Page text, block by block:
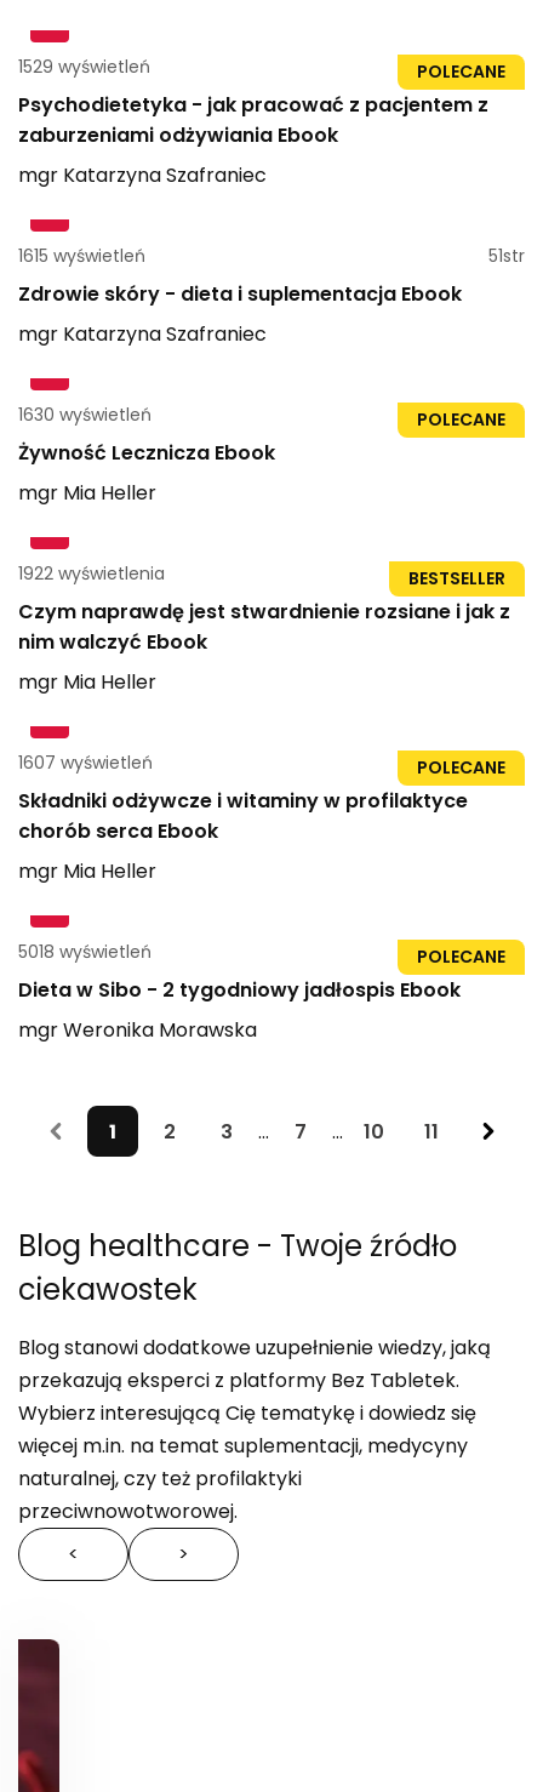
POLECANE
1529 wyświetleń 73str
Psychodietetyka - jak pracować z pacjentem z
zaburzeniami odżywiania Ebook
mgr KatarzynaSzafraniec
1615 wyświetleń 51str
Zdrowie skóry - dieta i suplementacja Ebook
mgr KatarzynaSzafraniec
POLECANE
1630 wyświetleń 41str
Żywność Lecznicza Ebook
mgr Mia Heller
BESTSELLER
1922 wyświetlenia 21str
Czym naprawdę jest stwardnienie rozsiane i jak z
nim walczyć Ebook
mgr Mia Heller
POLECANE
1607 wyświetleń 21str
Składniki odżywcze i witaminy w profilaktyce
chorób serca Ebook
mgr Mia Heller
POLECANE
5018 wyświetleń 71str
Dieta w Sibo - 2 tygodniowy jadłospis Ebook
mgrWeronika Morawska
1 2 3 ... 7 ... 10 11
Blog healthcare - Twoje źródło
ciekawostek
Blog stanowi dodatkowe uzupełnienie wiedzy, jaką
przekazują eksperci z platformy Bez Tabletek.
Wybierz interesującą Cię tematykę i dowiedz się
więcej m.in. na temat suplementacji, medycyny
naturalnej, czy też profilaktyki
przeciwnowotworowej.
<
>